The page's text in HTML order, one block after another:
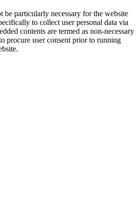
be particularly necessary for the website
to collect user personal data via
contents are termed as non-necessary
procure user consent prior to running